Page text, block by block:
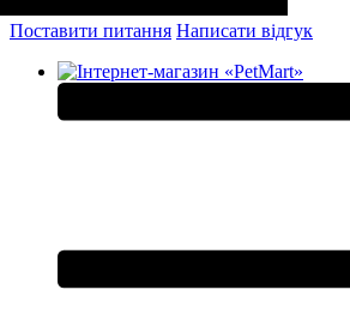
Поставити питання Написати відгук